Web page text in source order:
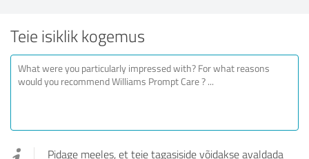
Teie isiklik kogemus
Pidage meeles, et teie tagasiside võidakse avaldada